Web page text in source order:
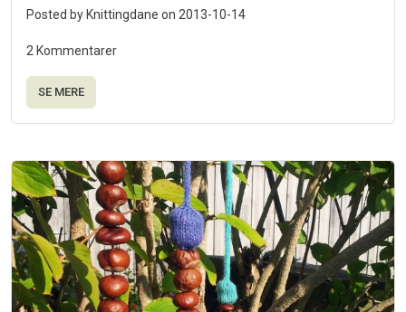
Posted by Knittingdane on 2013-10-14
2 Kommentarer
SE MERE